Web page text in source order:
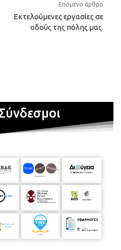
Επόμενο άρθρο
Εκτελούμενες εργασίες σε
οδούς της πόλης μας.